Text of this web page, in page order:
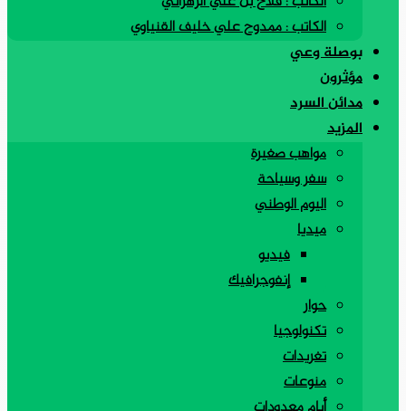
الكاتب : ممدوح علي خليف القنياوي
بوصلة وعي
مؤثرون
مدائن السرد
المزيد
مواهب صغيرة
سفر وسياحة
اليوم الوطني
ميديا
فيديو
إنفوجرافيك
حوار
تكنولوجيا
تغريدات
منوعات